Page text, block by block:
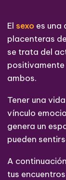
El sexo es una
placenteras
se trata del
positivamente
ambos.
Tener una
vínculo
genera un
pueden
A
tus